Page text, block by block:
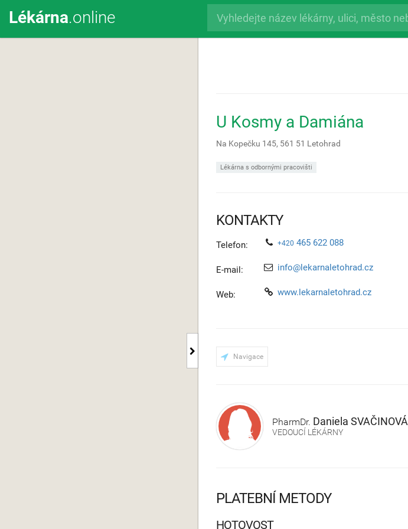
Lékárna.online
U Kosmy a Damiána
Na Kopečku 145, 561 51 Letohrad
Lékárna s odbornými pracovišti
KONTAKTY
Telefon: +420 465 622 088
E-mail: info@lekarnaletohrad.cz
Web: www.lekarnaletohrad.cz
Navigace
PharmDr. Daniela SVAČINOVÁ
VEDOUCÍ LÉKÁRNY
PLATEBNÍ METODY
HOTOVOST